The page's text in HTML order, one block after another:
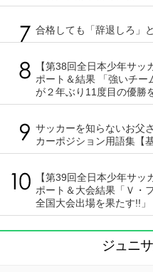
合格しても「辞退しろ」
【第38回全日本少年サ
ポート＆結果 「強いチー
が２年ぶり11度目の優勝
サッカーを知らないお父
カーポジション用語集【
【第39回全日本少年サ
ポート＆大会結果「Ｖ・
全国大会出場を果たす!!」
ジュニ